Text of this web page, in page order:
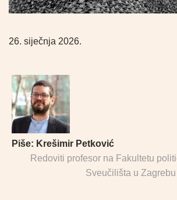
26. siječnja 2026.
Piše: Krešimir Petković
Redoviti profesor na Fakultetu
Sveučilišta u Zagrebu